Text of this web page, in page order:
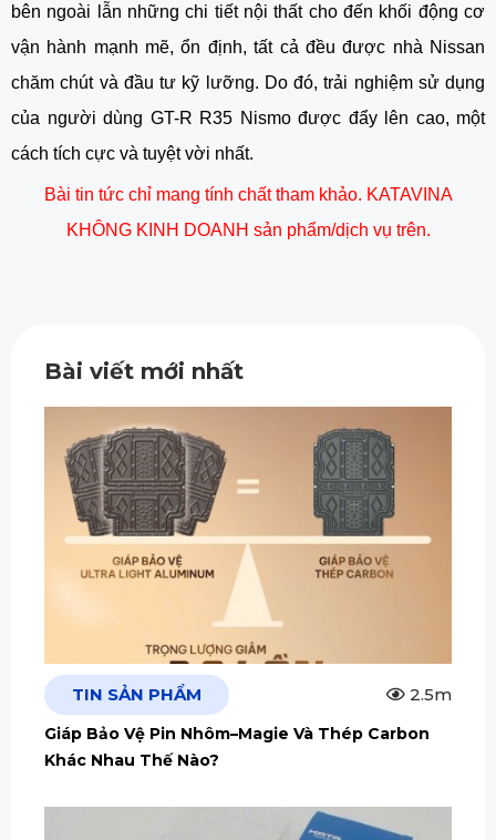
bên ngoài lẫn những chi tiết nội thất cho đến khối động cơ
vận hành mạnh mẽ, ổn định, tất cả đều được nhà Nissan
chăm chút và đầu tư kỹ lưỡng. Do đó, trải nghiệm sử dụng
của người dùng GT-R R35 Nismo được đẩy lên cao, một
cách tích cực và tuyệt vời nhất.
Bài tin tức chỉ mang tính chất tham khảo. KATAVINA
KHÔNG KINH DOANH sản phẩm/dịch vụ trên.
Bài viết mới nhất
TIN SẢN PHẨM 2.5m
Giáp Bảo Vệ Pin Nhôm–Magie Và Thép Carbon
Khác Nhau Thế Nào?